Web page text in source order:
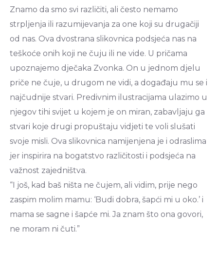
Znamo da smo svi različiti, ali često nemamo
strpljenja ili razumijevanja za one koji su drugačiji
od nas. Ova dvostrana slikovnica podsjeća nas na
teškoće onih koji ne čuju ili ne vide. U pričama
upoznajemo dječaka Zvonka. On u jednom djelu
priče ne čuje, u drugom ne vidi, a događaju mu se i
najčudnije stvari. Predivnim ilustracijama ulazimo u
njegov tihi svijet u kojem je on miran, zabavljaju ga
stvari koje drugi propuštaju vidjeti te voli slušati
svoje misli. Ova slikovnica namijenjena je i odraslima
jer inspirira na bogatstvo različitosti i podsjeća na
važnost zajedništva.
“I još, kad baš ništa ne čujem, ali vidim, prije nego
zaspim molim mamu: ‘Budi dobra, šapći mi u oko.’ i
mama se sagne i šapće mi. Ja znam što ona govori,
ne moram ni čuti.”